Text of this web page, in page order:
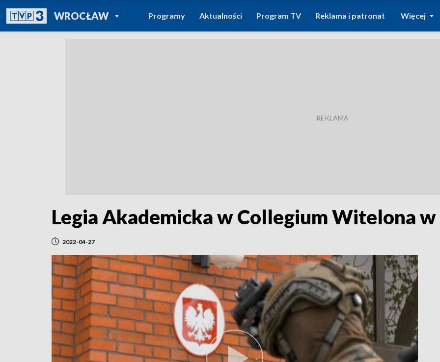
WROCŁAWPOWRÓT DO
TVP REGIONY
Programy Aktualności Program TV Reklama i patronat Więcej
Legia Akademicka w Collegium Witelona w
2022-04-27